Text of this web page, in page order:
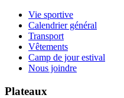
Vie sportive
Calendrier général
Transport
Vêtements
Camp de jour estival
Nous joindre
Plateaux